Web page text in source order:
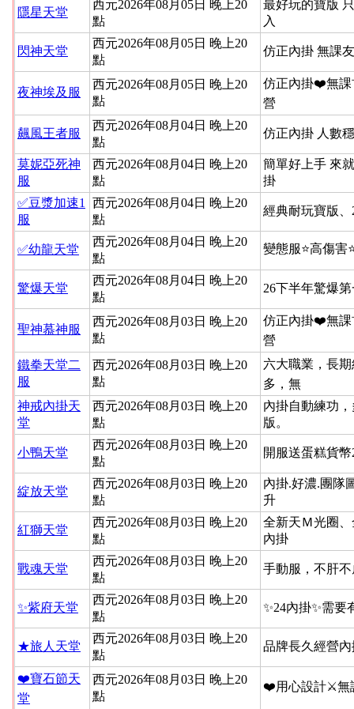
隱星天堂
西元2026年08月05日 晚上20
點
最好玩的寶版
入
閃神天堂
西元2026年08月05日 晚上20
點
仿正內掛 無課
夜神埃及服
西元2026年08月05日 晚上20
點
仿正內掛❤️無
營
飆風王者服
西元2026年08月04日 晚上20
點
仿正內掛 人數
莫妮亞死神
服
西元2026年08月04日 晚上20
點
簡單好上手 來
掛
✅豆漿加速1
服
西元2026年08月04日 晚上20
點
經典耐玩寶版
✅幼龍天堂
西元2026年08月04日 晚上20
點
變態服⭐高傷害
驚爆天堂
西元2026年08月04日 晚上20
點
26下半年驚爆
聖神慕神服
西元2026年08月03日 晚上20
點
仿正內掛❤️無
營
鐵拳天堂二
服
西元2026年08月03日 晚上20
點
六大職業，長
多，無
神戒內掛天
堂
西元2026年08月03日 晚上20
點
內掛自動練功
版。
小鴨天堂
西元2026年08月03日 晚上20
點
開服送蛋糕貨
綻放天堂
西元2026年08月03日 晚上20
點
內掛.好濃.團隊
升
紅獅天堂
西元2026年08月03日 晚上20
點
全新天Ｍ光圈
內掛
戰魂天堂
西元2026年08月03日 晚上20
點
手動服，不肝
✨紫府天堂
西元2026年08月03日 晚上20
點
✨24內掛✨需要
★旅人天堂
西元2026年08月03日 晚上20
點
品牌長久經營
❤️寶石節天
堂
西元2026年08月03日 晚上20
點
❤️用心設計⚔無